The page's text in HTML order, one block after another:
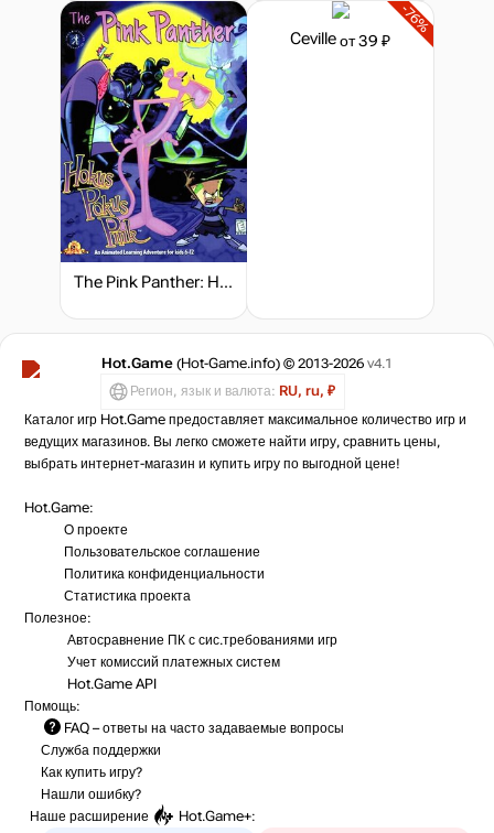
The Pink Panther: Hokus Pokus Pink
-76%
Cevilleот 39 ₽
Hot.Game (Hot-Game.info) © 2013-2026 v4.1
Регион, язык и валюта: RU, ru, ₽
Каталог игр Hot.Game предоставляет максимальное количество игр и
ведущих магазинов. Вы легко сможете найти игру, сравнить цены,
выбрать интернет-магазин и купить игру по выгодной цене!
Hot.Game:
О проекте
Пользовательское соглашение
Политика конфиденциальности
Статистика проекта
Полезное:
Автосравнение ПК с сис.требованиями игр
Учет комиссий платежных систем
Hot.Game API
Помощь:
FAQ – ответы на часто задаваемые вопросы
Служба поддержки
Как купить игру?
Нашли ошибку?
Наше расширение
Hot.Game+: